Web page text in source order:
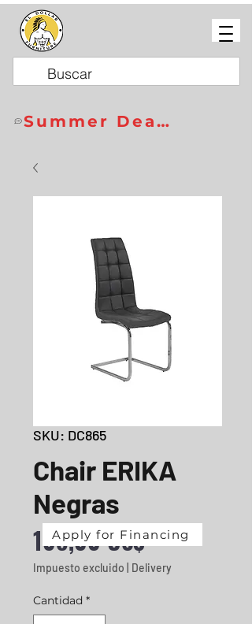
Summer Deals
SKU: DC865
Chair ERIKA
Negras
108,00 US$Precio
Impuesto excluido Delivery
Cantidad *
Apply for Financing